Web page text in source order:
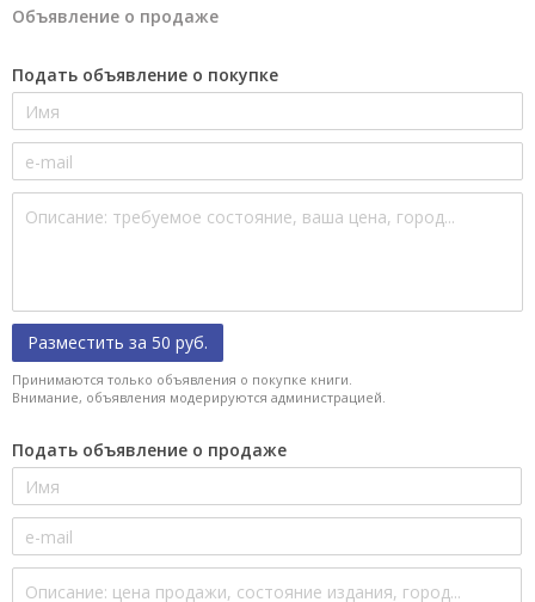
Объявление о продаже
Подать объявление о покупке
Разместить за 50 руб.
Принимаются только объявления о покупке книги.
Внимание, объявления модерируются администрацией.
Подать объявление о продаже